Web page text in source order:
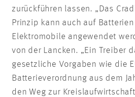
zurückführen lassen. „Das
Prinzip kann auch auf
Elektromobile angewendet
von der Lancken. „Ein Treiber
gesetzliche Vorgaben wie die
Batterieverordnung aus dem
den Weg zur